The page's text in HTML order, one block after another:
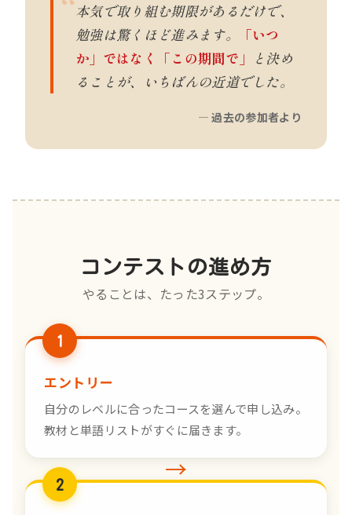
本気で取り組む期限があるだけで、
勉強は驚くほど進みます。
「いつ
か」ではなく「この期間で」 と決め
ることが、いちばんの近道でした。
— 過去の参加者より
コンテストの進め方
やることは、たった3ステップ。
1
エントリー
自分のレベルに合ったコースを選んで申し込み。
教材と単語リストがすぐに届きます。
→
2